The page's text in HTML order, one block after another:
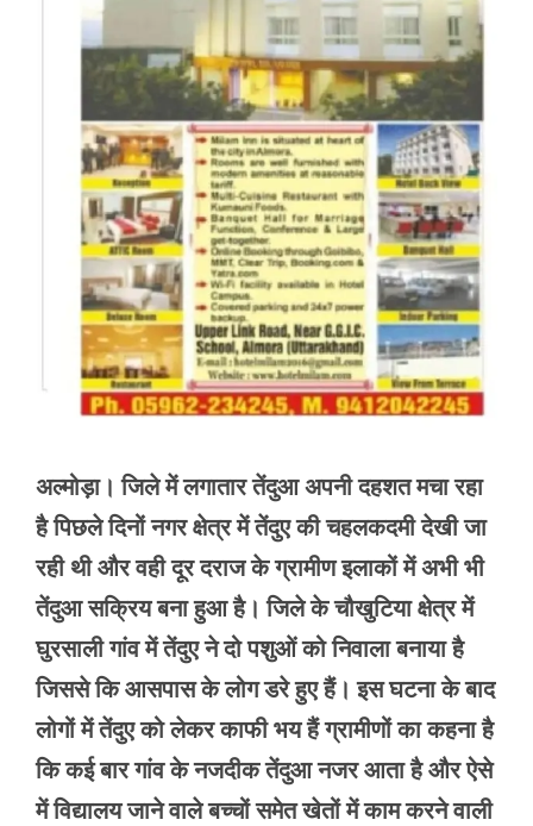
अल्मोड़ा। जिले में लगातार तेंदुआ अपनी दहशत मचा रहा
है पिछले दिनों नगर क्षेत्र में तेंदुए की चहलकदमी देखी जा
रही थी और वही दूर दराज के ग्रामीण इलाकों में अभी भी
तेंदुआ सक्रिय बना हुआ है। जिले के चौखुटिया क्षेत्र में
घुरसाली गांव में तेंदुए ने दो पशुओं को निवाला बनाया है
जिससे कि आसपास के लोग डरे हुए हैं। इस घटना के बाद
लोगों में तेंदुए को लेकर काफी भय हैं ग्रामीणों का कहना है
कि कई बार गांव के नजदीक तेंदुआ नजर आता है और ऐसे
में विद्यालय जाने वाले बच्चों समेत खेतों में काम करने वाली